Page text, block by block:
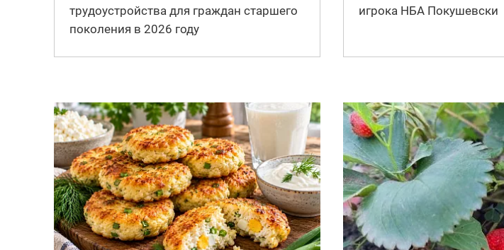
трудоустройства для граждан старшего
поколения в 2026 году
игрока НБА Покушевски